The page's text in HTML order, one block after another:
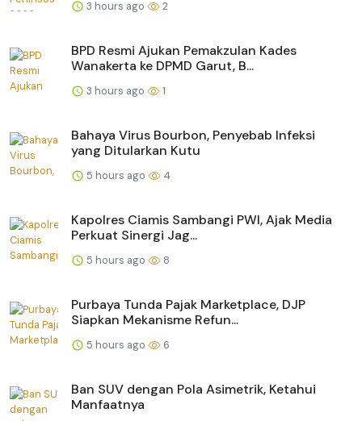
3 hours ago 2
BPD Resmi Ajukan Pemakzulan Kades
Wanakerta ke DPMD Garut, B...
3 hours ago 1
Bahaya Virus Bourbon, Penyebab Infeksi
yang Ditularkan Kutu
5 hours ago 4
Kapolres Ciamis Sambangi PWI, Ajak Media
Perkuat Sinergi Jag...
5 hours ago 8
Purbaya Tunda Pajak Marketplace, DJP
Siapkan Mekanisme Refun...
5 hours ago 6
Ban SUV dengan Pola Asimetrik, Ketahui
Manfaatnya